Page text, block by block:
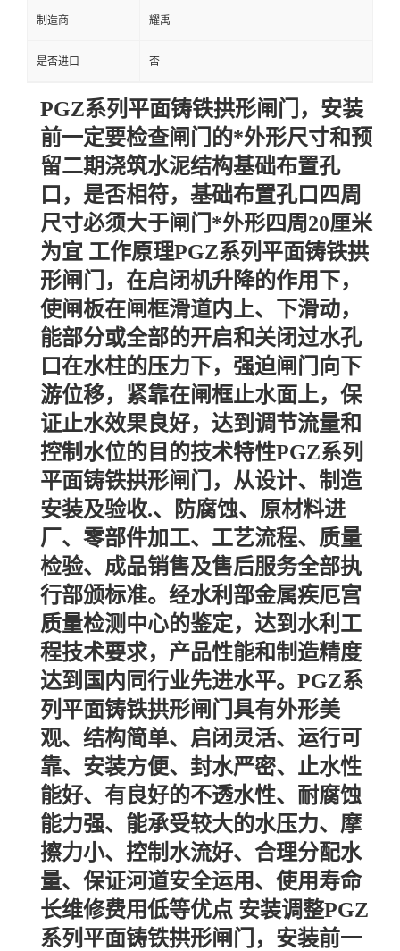
制造商 耀禹
是否进口 否
PGZ系列平面铸铁拱形闸门，安装
前一定要检查闸门的*外形尺寸和预
留二期浇筑水泥结构基础布置孔
口，是否相符，基础布置孔口四周
尺寸必须大于闸门*外形四周20厘米
为宜 工作原理PGZ系列平面铸铁拱
形闸门，在启闭机升降的作用下，
使闸板在闸框滑道内上、下滑动，
能部分或全部的开启和关闭过水孔
口在水柱的压力下，强迫闸门向下
游位移，紧靠在闸框止水面上，保
证止水效果良好，达到调节流量和
控制水位的目的技术特性PGZ系列
平面铸铁拱形闸门，从设计、制造
安装及验收.、防腐蚀、原材料进
厂、零部件加工、工艺流程、质量
检验、成品销售及售后服务全部执
行部颁标准。经水利部金属疾厄宫
质量检测中心的鉴定，达到水利工
程技术要求，产品性能和制造精度
达到国内同行业先进水平。PGZ系
列平面铸铁拱形闸门具有外形美
观、结构简单、启闭灵活、运行可
靠、安装方便、封水严密、止水性
能好、有良好的不透水性、耐腐蚀
能力强、能承受较大的水压力、摩
擦力小、控制水流好、合理分配水
量、保证河道安全运用、使用寿命
长维修费用低等优点 安装调整PGZ
系列平面铸铁拱形闸门，安装前一